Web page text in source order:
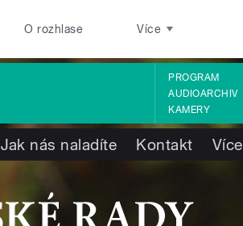
O rozhlase Více
PROGRAM
AUDIOARCHIV
KAMERY
Jak nás naladíte Kontakt Více